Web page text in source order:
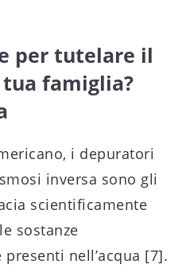
per tutelare il
famiglia?
i depuratori
inversa sono gli
scientificamente
sostanze
nell’acqua [7].